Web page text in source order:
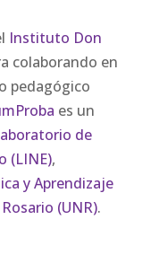
Instituto Don
colaborando en
pedagógico
es un
de
(LINE),
y Aprendizaje
(UNR).